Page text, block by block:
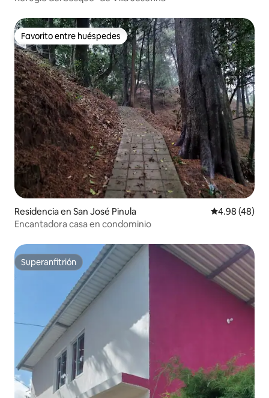
Favorito entre huéspedes
Favorito entre huéspedes
Residencia en San José Pinula Calificación
4.98 (48)
Encantadora casa en condominio
Superanfitrión
Superanfitrión